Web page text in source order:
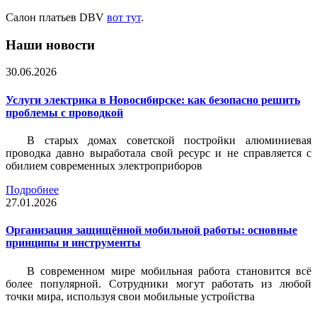
Салон платьев DBV вот тут.
Наши новости
30.06.2026
Услуги электрика в Новосибирске: как безопасно решить
проблемы с проводкой
В старых домах советской постройки алюминиевая
проводка давно выработала свой ресурс и не справляется с
обилием современных электроприборов
Подробнее
27.01.2026
Организация защищённой мобильной работы: основные
принципы и инструменты
В современном мире мобильная работа становится всё
более популярной. Сотрудники могут работать из любой
точки мира, используя свои мобильные устройства